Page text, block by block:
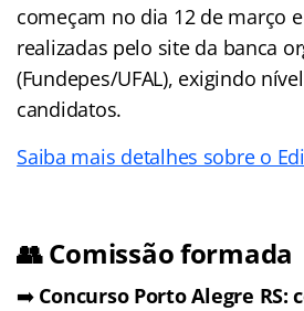
começam no dia 12 de março
realizadas pelo site da banca
(Fundepes/UFAL), exigindo
candidatos.
Saiba mais detalhes sobre o
👥 Comissão formada
➡️ Concurso Porto Alegre RS: